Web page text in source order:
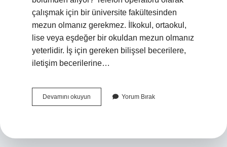
çalışmak için bir üniversite fakültesinden
mezun olmanız gerekmez. İlkokul, ortaokul,
lise veya eşdeğer bir okuldan mezun olmanız
yeterlidir. İş için gereken bilişsel becerilere,
iletişim becerilerine…
Devamını okuyun
Memuru
Yorum Bırak